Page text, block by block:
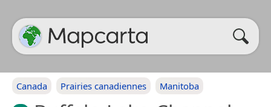
Canada Prairies canadiennes Manitoba